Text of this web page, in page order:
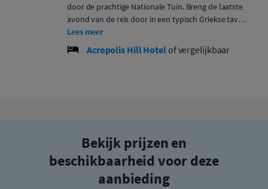
door de prachtige Nationale Tuin. Breng de laatste
avond van de reis door in een typisch Griekse tav…
Lees meer
Acropolis Hill Hotelof vergelijkbaar
Bekijk prijzen en
beschikbaarheid voor deze
aanbieding